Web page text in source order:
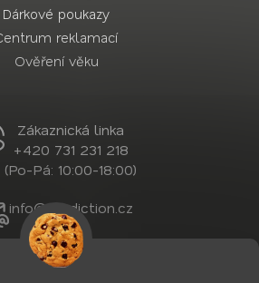
Dárkové poukazy
reklamací
Ověření věku
Zákaznická linka
+420 731 231 218
(Po-Pá: 10:00-18:00)
info@nordiction.cz